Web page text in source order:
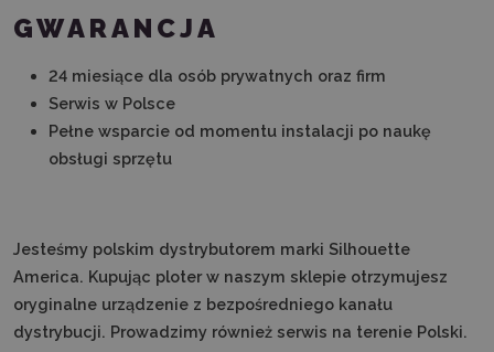
GWARANCJA
24 miesiące dla osób prywatnych oraz firm
Serwis w Polsce
Pełne wsparcie od momentu instalacji po naukę
obsługi sprzętu
Jesteśmy polskim dystrybutorem marki Silhouette
America. Kupując ploter w naszym sklepie otrzymujesz
oryginalne urządzenie z bezpośredniego kanału
dystrybucji. Prowadzimy również serwis na terenie Polski.